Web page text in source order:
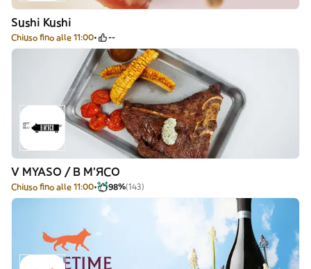
Sushi Kushi
Chiuso fino alle 11:00 --
V MYASO / В М'ЯСО
Chiuso fino alle 11:00 98%(143)